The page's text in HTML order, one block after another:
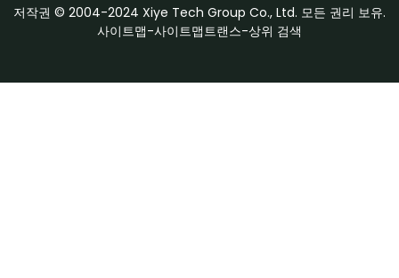
저작권 © 2004-2024 Xiye Tech Group Co., Ltd. 모든 권리 보유.
사이트맵-사이트맵트랜스-상위 검색